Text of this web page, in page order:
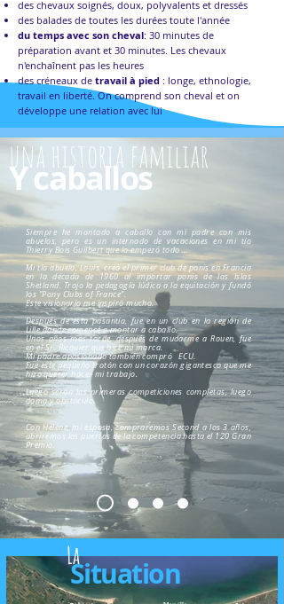
des chevaux soignés, doux, polyvalents et dressés
des balades de toutes les durées toute l'année
du temps avec son cheval: 30 minutes de
préparation avant et 30 minutes. Les chevaux
n'enchaînent pas les heures
des créneaux de travail à pied : longe, ethnologie,
travail en liberté. On comprend son cheval et on
développe une relation avec lui
una historia familiar
Y caballos
Siempre he montado a caballo con mi padre con mis
abuelos, pero es un internado de vacaciones en mi tío
Thierry Bois Guilbert que loempezó todo ...
Mi tío abuelo, Louis, creó el primer club de ponis en Francia
en la década de 1960 al importar ponis de las Islas
Shetland. Trajo la pedagogía lúdica a la equitación y fundó
los "Pony Clubs of France".
Este visionario me inspiró mucho.
Después de esta pasantía, fue en un club en la región de
Lille donde comencé a montar a caballo.
Unos años más tarde, después de mudarme a Rouen, fue
en el Sr. Ricquier que hice mi marca.
Mi padre apasionado tambiéncompró ECU.
Fue este pequeño trotón con uncorazón gigantesco que me
hizoquerer hacer mi trabajo.
Luego serán las primeras competiciones completas, luego
doma y obstáculo.
Con Hélène, mi esposa, compraremos Second a los 3 años,
abriremos las puertas de lacompetenciahasta el 120 Gran
Premio.
La
Situation